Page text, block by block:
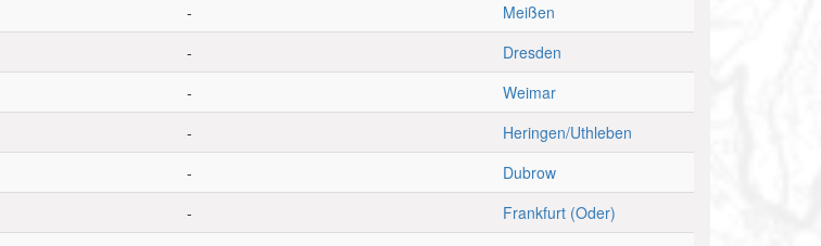
-
Meißen
-
Dresden
-
Weimar
-
Heringen/Uthleben
-
Dubrow
-
Frankfurt (Oder)